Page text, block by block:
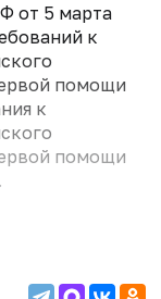
от 5 марта
к
помощи
к
помощи